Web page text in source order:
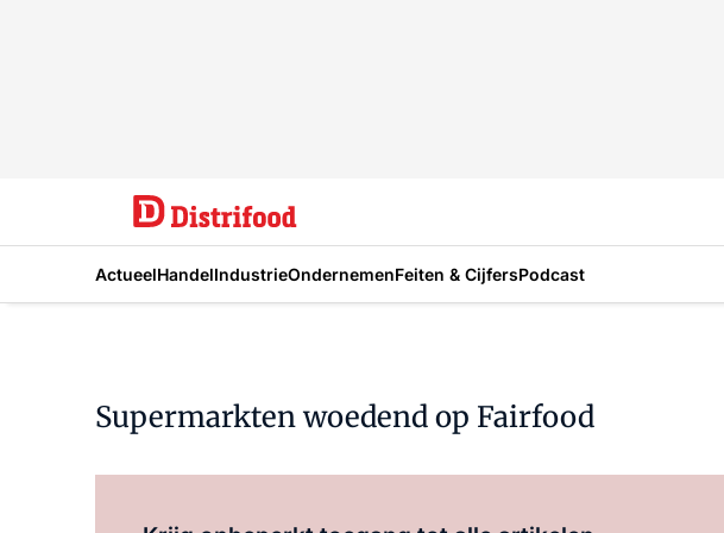
ActueelHandelIndustrieOndernemenFeiten & CijfersPodcast
Supermarkten woedend op Fairfood